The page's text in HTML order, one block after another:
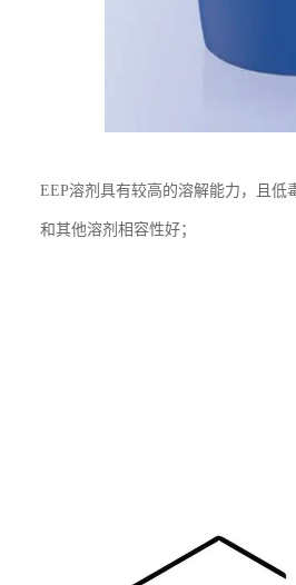
EEP溶剂具有较高的溶解能力，且低
和其他溶剂相容性好；